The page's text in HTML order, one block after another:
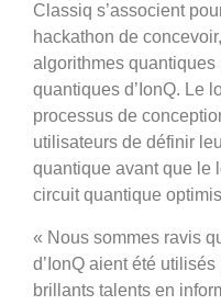
Classiq s’associent
hackathon de
algorithmes
quantiques d’IonQ. Le
processus de
utilisateurs de définir
quantique avant que le
circuit quantique
« Nous sommes ravis
d’IonQ aient été
brillants talents en